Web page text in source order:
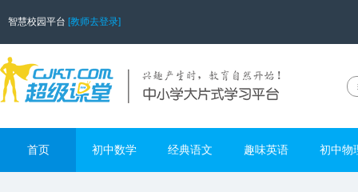
智慧校园平台 [教师去登录]
首页 初中数学 经典语文 趣味英语 初中物